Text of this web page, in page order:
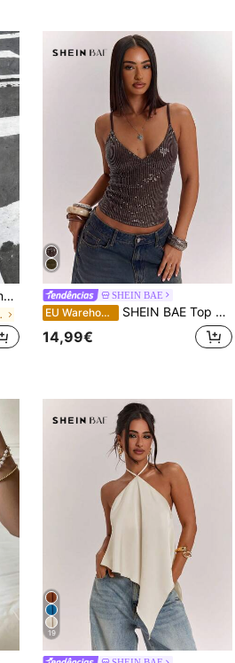
Top camisola ajustado para mulher em cetim macio, decote em V, bainha assimétrica com renda, design de renda cílio semitransparente, castanho, casual, chique e elegante para verão
a dia
SHEIN BAE
EU Warehouse SHEIN BAE Top de alças feminino sexy com renda e lantejoulas, verde-exército, ajuste slim, estilo pullover. Adequado para encontros, looks de discoteca, uso diário, top de alças casual e estilo de camisola sexy. Top sexy, top de alças feminino de verão
14,99€
19